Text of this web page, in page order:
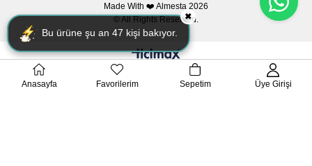
Made With ❤️ Almesta 2026
© All Rights Reserved.
Anasayfa Favorilerim Sepetim Üye Girişi
✖
Bu ürüne şu an 47 kişi bakıyor.